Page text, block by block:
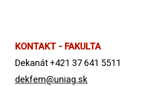
KONTAKT - FAKULTA
Dekanát +421 37 641 5511
dekfem@uniag.sk